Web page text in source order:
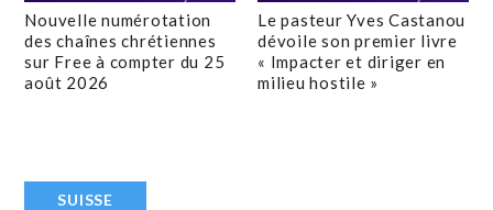
Nouvelle numérotation
des chaînes chrétiennes
sur Free à compter du 25
août 2026
Le pasteur Yves Castanou
dévoile son premier livre
« Impacter et diriger en
milieu hostile »
SUISSE